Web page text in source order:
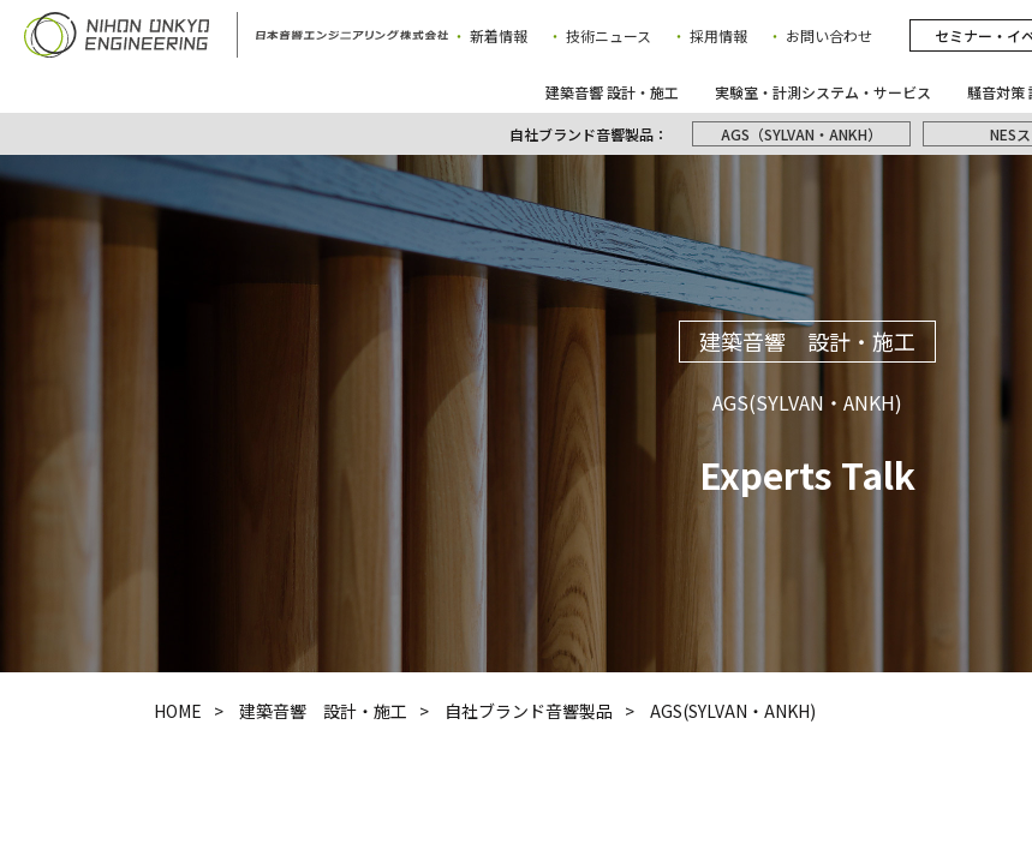
新着情報 技術ニュース 採用情報 お問い合わせ セミナー・イ
建築音響 設計・施工 実験室・計測システム・サービス 騒音対策
自社ブランド音響製品： AGS（SYLVAN・ANKH） NES
建築音響 設計・施工
AGS(SYLVAN・ANKH)
Experts Talk
HOME 建築音響 設計・施工 自社ブランド音響製品 AGS(SYLVAN・ANKH)